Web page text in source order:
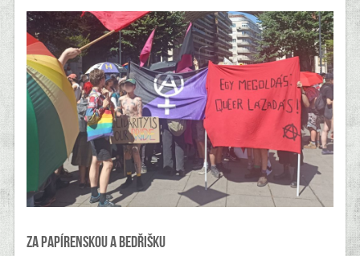
Za Papírenskou a Bedřišku